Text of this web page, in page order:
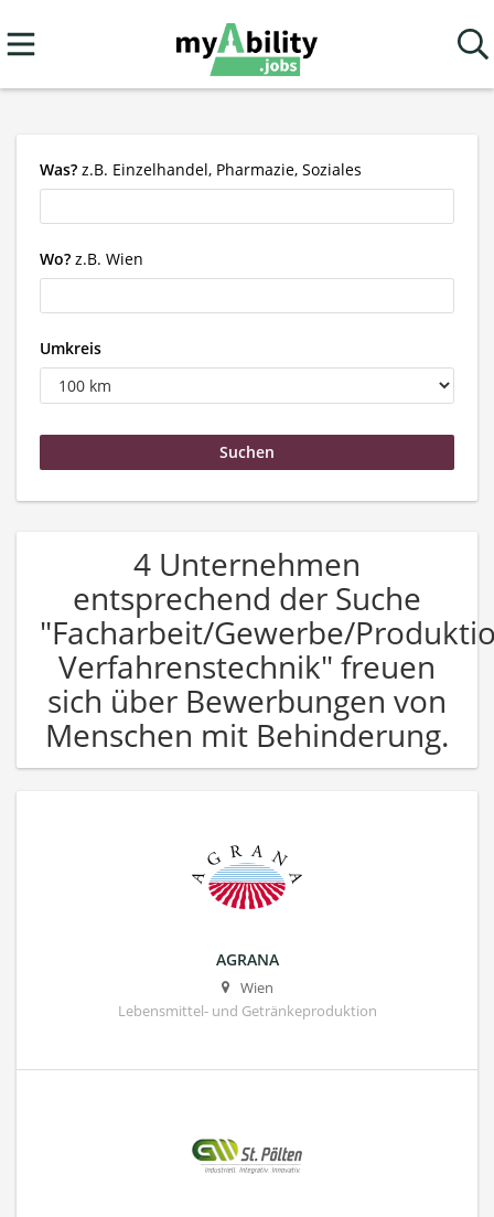
Was? z.B. Einzelhandel, Pharmazie, Soziales
Wo? z.B. Wien
Umkreis
4 Unternehmen
entsprechend der Suche
"Facharbeit/Gewerbe/
Verfahrenstechnik" freuen
sich über Bewerbungen von
Menschen mit Behinderung.
AGRANA
Wien
Lebensmittel- und Getränkeproduktion